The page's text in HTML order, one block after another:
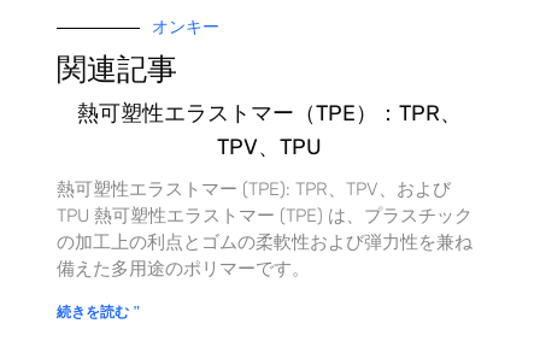
オンキー
関連記事
熱可塑性エラストマー（TPE）：TPR、
TPV、TPU
熱可塑性エラストマー (TPE): TPR、TPV、および
TPU 熱可塑性エラストマー (TPE) は、プラスチック
の加工上の利点とゴムの柔軟性および弾力性を兼ね
備えた多用途のポリマーです。
続きを読む "